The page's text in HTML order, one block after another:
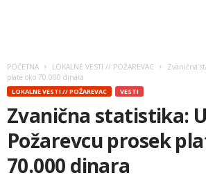
POČETNA LOKALNE VESTI // POŽAREVAC
Zvanična
plate oko 70.000 dinara
LOKALNE VESTI // POŽAREVAC VESTI
Zvanična statistika: U
Požarevcu prosek
70.000 dinara